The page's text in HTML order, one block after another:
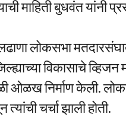
माहिती बुधवंत यांनी
लोकसभा
विकासाचे
ओळख निर्माण केली.
त्यांची चर्चा झाली होती.